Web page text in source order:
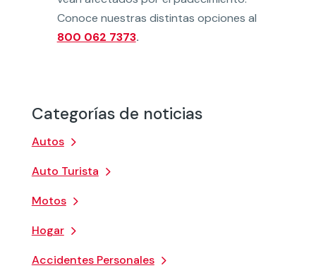
Categorías de noticias
Autos
Auto Turista
Motos
Hogar
Accidentes Personales
Conoce nuestras distintas opciones al
800 062 7373.